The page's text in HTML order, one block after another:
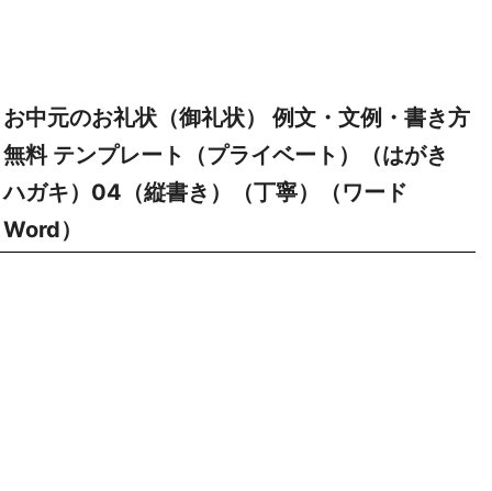
お中元のお礼状（御礼状） 例文・文例・書き方
無料 テンプレート（プライベート）（はがき
ハガキ）04（縦書き）（丁寧）（ワード
Word）